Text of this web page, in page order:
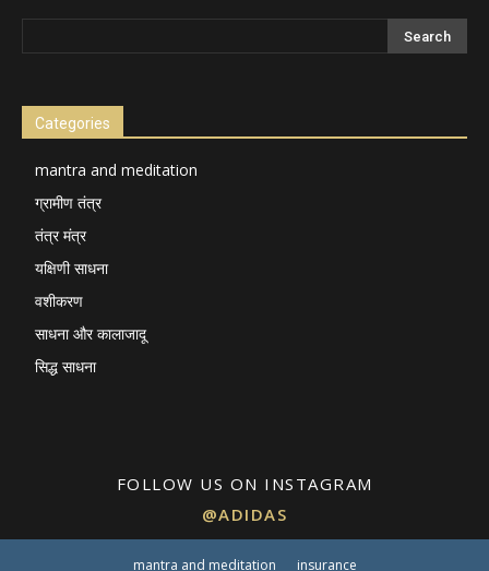
Categories
mantra and meditation
ग्रामीण तंत्र
तंत्र मंत्र
यक्षिणी साधना
वशीकरण
साधना और कालाजादू
सिद्ध साधना
FOLLOW US ON INSTAGRAM
@ADIDAS
mantra and meditation insurance